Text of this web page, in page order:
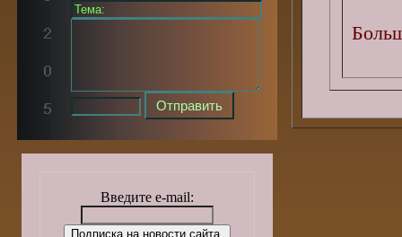
Введите e-mail: